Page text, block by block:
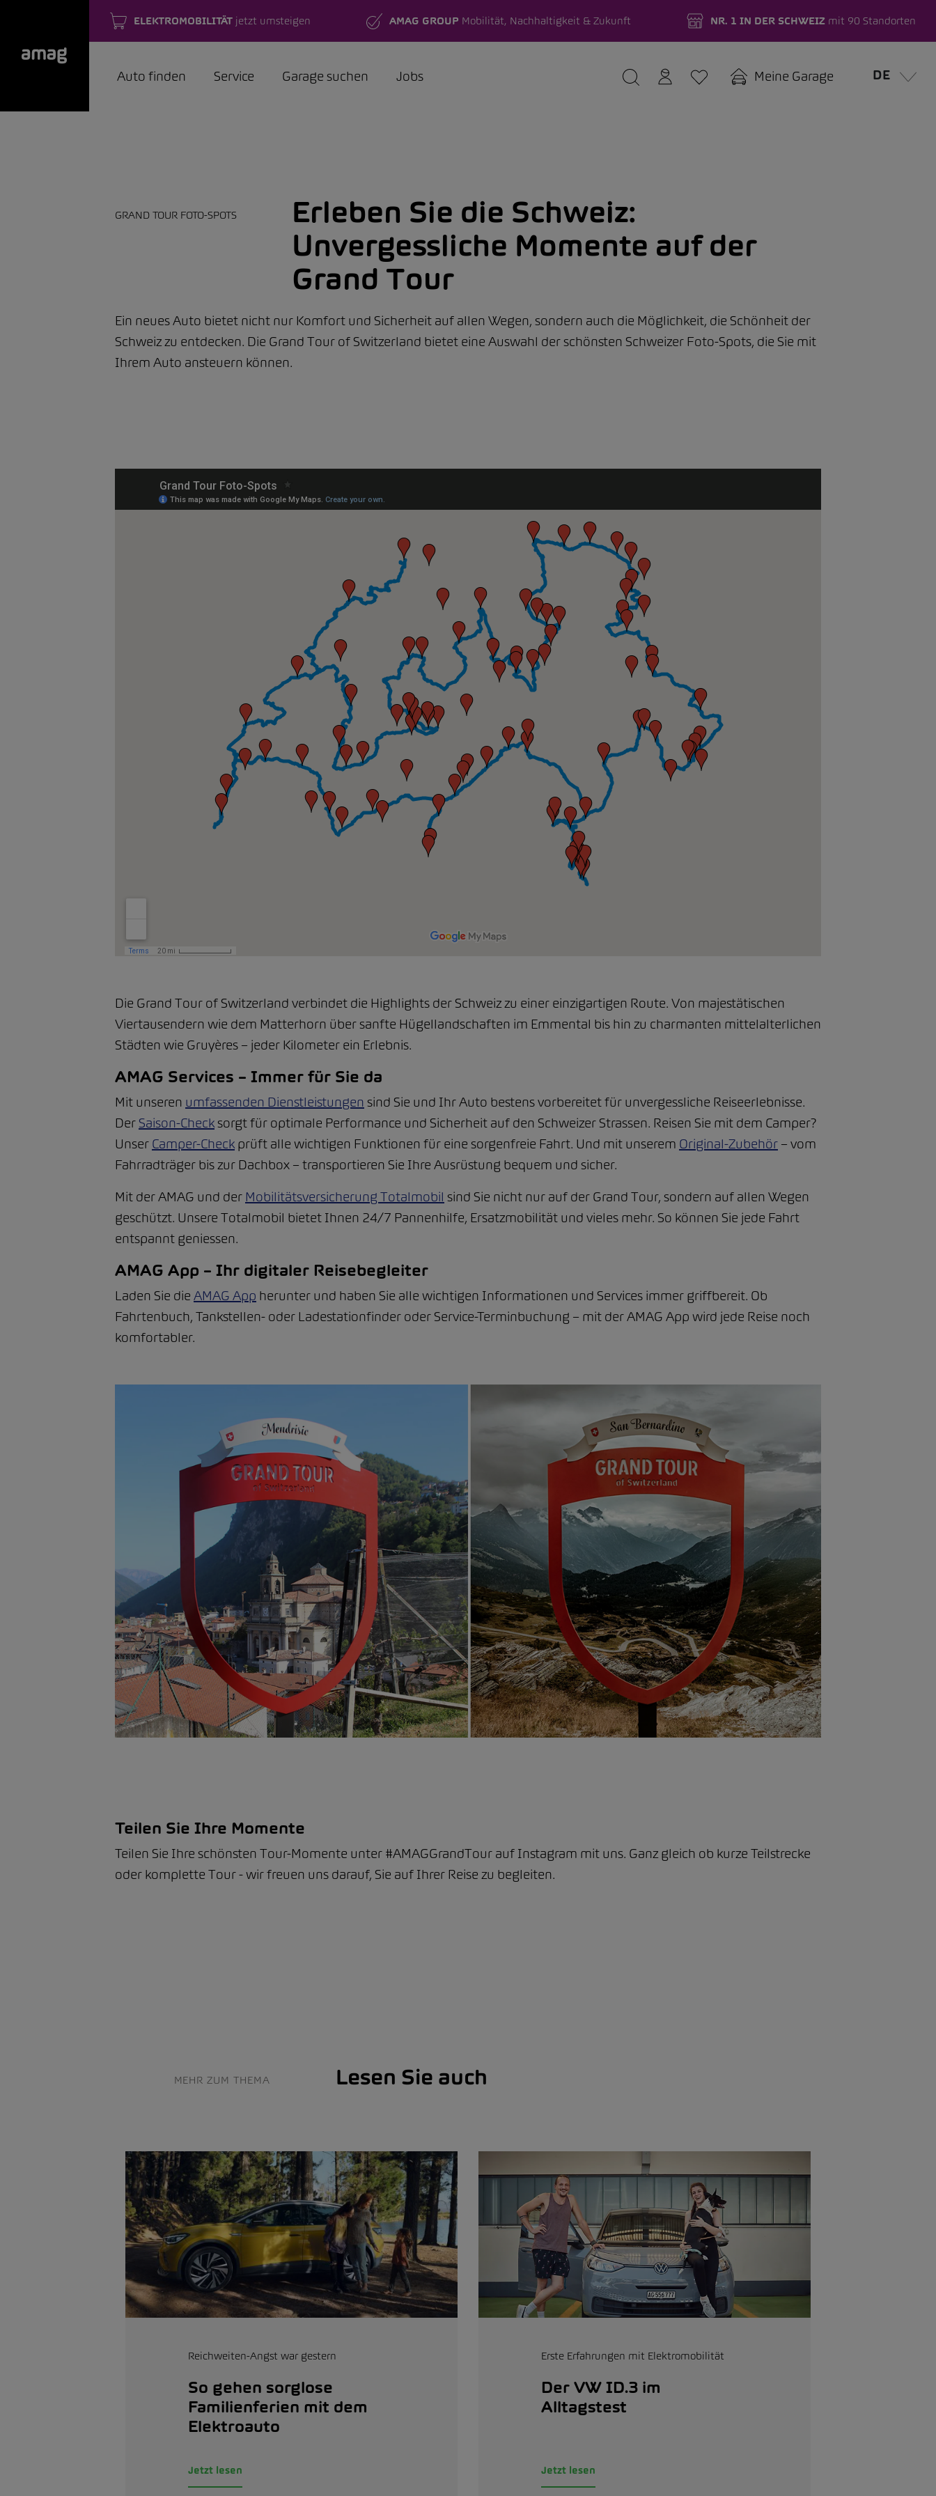
ELEKTROMOBILITÄTjetzt umsteigen AMAG GROUP Mobilität, Nachhaltigkeit & Zukunft NR. 1 IN DER SCHWEIZmit 90 Standorten
Auto finden Service Garage suchen Jobs Meine Garage DE
GRAND TOUR FOTO-SPOTS
Erleben Sie die Schweiz:
Unvergessliche Momente auf der
Grand Tour
Ein neues Auto bietet nicht nur Komfort und Sicherheit auf allen Wegen, sondern auch die Möglichkeit, die Schönheit der
Schweiz zu entdecken. Die Grand Tour of Switzerland bietet eine Auswahl der schönsten Schweizer Foto-Spots, die Sie mit
Ihrem Auto ansteuern können.
Die Grand Tour of Switzerland verbindet die Highlights der Schweiz zu einer einzigartigen Route. Von majestätischen
Viertausendern wie dem Matterhorn über sanfte Hügellandschaften im Emmental bis hin zu charmanten mittelalterlichen
Städten wie Gruyères – jeder Kilometer ein Erlebnis.
AMAG Services – Immer für Sie da
Mit unseren umfassenden Dienstleistungen sind Sie und Ihr Auto bestens vorbereitet für unvergessliche Reiseerlebnisse.
Der Saison-Checksorgt für optimale Performance und Sicherheit auf den Schweizer Strassen. Reisen Sie mit dem Camper?
Unser Camper-Check prüft alle wichtigen Funktionen für eine sorgenfreie Fahrt. Und mit unserem Original-Zubehör – vom
Fahrradträger bis zur Dachbox – transportieren Sie Ihre Ausrüstung bequem und sicher.
Mit der AMAG und der Mobilitätsversicherung Totalmobil sind Sie nicht nur auf der Grand Tour, sondern auf allen Wegen
geschützt. Unsere Totalmobil bietet Ihnen 24/7 Pannenhilfe, Ersatzmobilität und vieles mehr. So können Sie jede Fahrt
entspannt geniessen.
AMAG App – Ihr digitaler Reisebegleiter
Laden Sie die AMAG App herunter und haben Sie alle wichtigen Informationen und Services immer griffbereit. Ob
Fahrtenbuch, Tankstellen- oder Ladestationfinder oder Service-Terminbuchung – mit der AMAG App wird jede Reise noch
komfortabler.
Teilen Sie Ihre Momente
Teilen Sie Ihre schönsten Tour-Momente unter #AMAGGrandTour auf Instagram mit uns. Ganz gleich ob kurze Teilstrecke
oder komplette Tour - wir freuen uns darauf, Sie auf Ihrer Reise zu begleiten.
MEHR ZUM THEMA Lesen Sie auch
Reichweiten-Angst war gestern
So gehen sorglose
Familienferien mit dem
Elektroauto
Jetzt lesen
Erste Erfahrungen mit Elektromobilität
Der VW ID.3 im
Alltagstest
Jetzt lesen